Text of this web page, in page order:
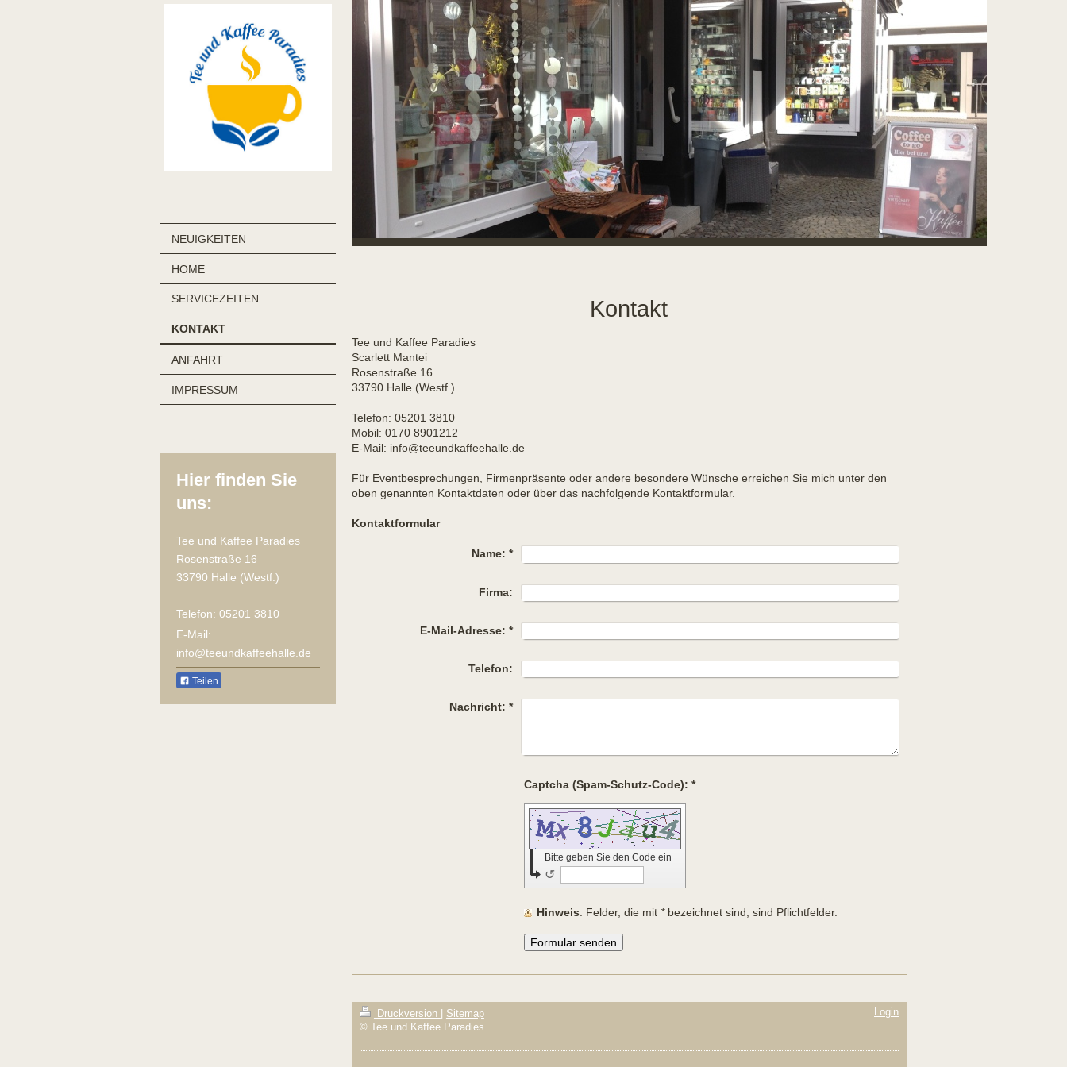
NEUIGKEITEN
HOME
SERVICEZEITEN
KONTAKT
ANFAHRT
IMPRESSUM
Hier finden Sie
uns:
Tee und Kaffee Paradies
Rosenstraße 16
33790 Halle (Westf.)
Telefon: 05201 3810
E-Mail:
info@teeundkaffeehalle.de
Teilen
Kontakt
Tee und Kaffee Paradies
Scarlett Mantei
Rosenstraße 16
33790 Halle (Westf.)
Telefon: 05201 3810
Mobil: 0170 8901212
E-Mail: info@teeundkaffeehalle.de
Für Eventbesprechungen, Firmenpräsente oder andere besondere Wünsche erreichen Sie mich unter den
oben genannten Kontaktdaten oder über das nachfolgende Kontaktformular.
Kontaktformular
Name: *
Firma:
E-Mail-Adresse: *
Telefon:
Nachricht: *
Captcha (Spam-Schutz-Code): *
Bitte geben Sie den Code ein
↺
Hinweis : Felder, die mit *bezeichnet sind, sind Pflichtfelder.
Druckversion
Sitemap
© Tee und Kaffee Paradies
Login